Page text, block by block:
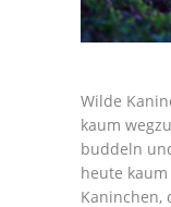
Wilde
kaum
buddeln
heute
Kaninchen,